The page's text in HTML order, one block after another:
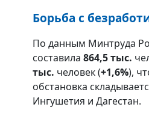
Борьба с
По данным Минтруда
составила 864,5 тыс.
тыс. человек (+1,6%),
обстановка
Ингушетия и Дагестан.